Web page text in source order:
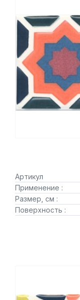
Артикул
Применение :
Размер, см :
Поверхность :